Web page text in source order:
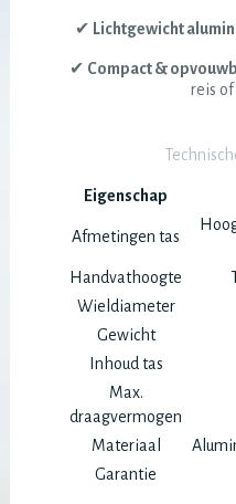
✔ Lichtgewicht
✔ Compact &
reis
Eigenschap
Afmetingen tas
Handvathoogte
Wieldiameter
Gewicht
Inhoud tas
Max.
draagvermogen
Materiaal
Garantie